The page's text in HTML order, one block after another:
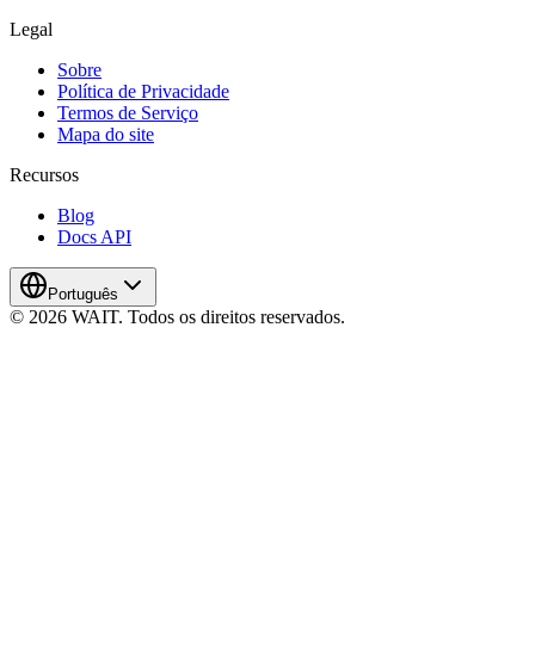
Legal
Sobre
Política de Privacidade
Termos de Serviço
Mapa do site
Recursos
Blog
Docs API
Português
© 2026 WAIT. Todos os direitos reservados.